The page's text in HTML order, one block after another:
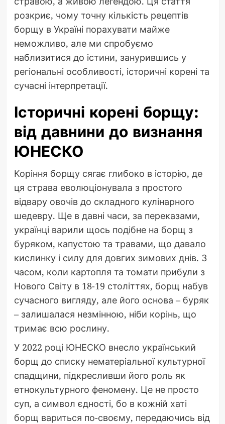
розкриє, чому точну кількість рецептів
борщу в Україні порахувати майже
неможливо, але ми спробуємо
наблизитися до істини, занурившись у
регіональні особливості, історичні корені та
сучасні інтерпретації.
Історичні корені борщу:
від давнини до визнання
ЮНЕСКО
Коріння борщу сягає глибоко в історію, де
ця страва еволюціонувала з простого
відвару овочів до складного кулінарного
шедевру. Ще в давні часи, за переказами,
українці варили щось подібне на борщ з
буряком, капустою та травами, що давало
кислинку і силу для довгих зимових днів. З
часом, коли картопля та томати прибули з
Нового Світу в 18-19 століттях, борщ набув
сучасного вигляду, але його основа – буряк
– залишалася незмінною, ніби корінь, що
тримає всю рослину.
У 2022 році ЮНЕСКО внесло український
борщ до списку нематеріальної культурної
спадщини, підкресливши його роль як
етнокультурного феномену. Це не просто
суп, а символ єдності, бо в кожній хаті
борщ вариться по-своєму, передаючись від